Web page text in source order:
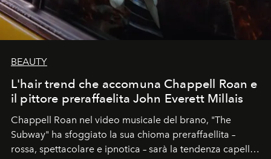
BEAUTY
L'hair trend che accomuna Chappell Roan e
il pittore preraffaelita John Everett Millais
Chappell Roan nel video musicale del brano, "The
Subway" ha sfoggiato la sua chioma preraffaellita –
rossa, spettacolare e ipnotica – sarà la tendenza capelli